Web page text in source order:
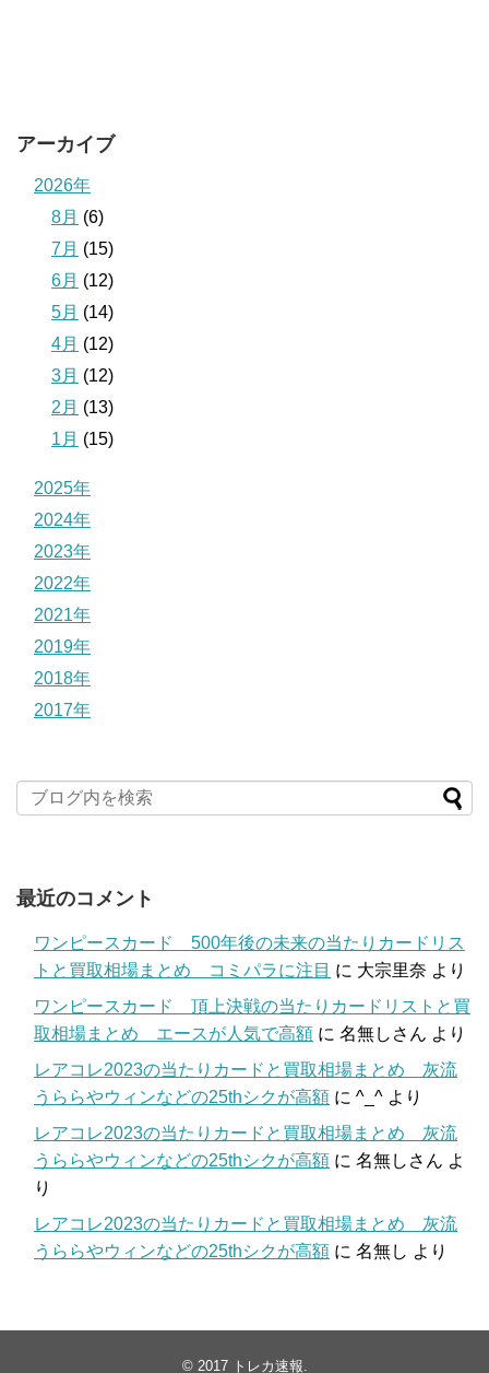
アーカイブ
2026年
8月 (6)
7月 (15)
6月 (12)
5月 (14)
4月 (12)
3月 (12)
2月 (13)
1月 (15)
2025年
2024年
2023年
2022年
2021年
2019年
2018年
2017年
最近のコメント
ワンピースカード 500年後の未来の当たりカードリス
トと買取相場まとめ コミパラに注目 に 大宗里奈 より
ワンピースカード 頂上決戦の当たりカードリストと買
取相場まとめ エースが人気で高額 に 名無しさん より
レアコレ2023の当たりカードと買取相場まとめ 灰流
うららやウィンなどの25thシクが高額 に ^_^ より
レアコレ2023の当たりカードと買取相場まとめ 灰流
うららやウィンなどの25thシクが高額 に 名無しさん よ
り
レアコレ2023の当たりカードと買取相場まとめ 灰流
うららやウィンなどの25thシクが高額 に 名無し より
© 2017 トレカ速報.